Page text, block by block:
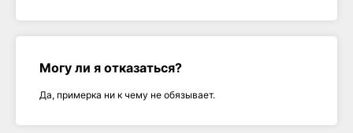
Могу ли я отказаться?
Да, примерка ни к чему не обязывает.